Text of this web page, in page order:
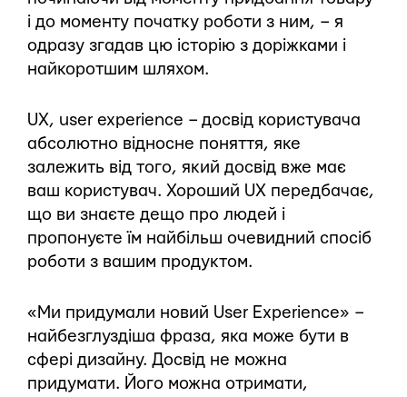
і до моменту початку роботи з ним, – я
одразу згадав цю історію з доріжками і
найкоротшим шляхом.
UX, user experience – досвід користувача
абсолютно відносне поняття, яке
залежить від того, який досвід вже має
ваш користувач. Хороший UX передбачає,
що ви знаєте дещо про людей і
пропонуєте їм найбільш очевидний спосіб
роботи з вашим продуктом.
«Ми придумали новий User Experience» –
найбезглуздіша фраза, яка може бути в
сфері дизайну. Досвід не можна
придумати. Його можна отримати,